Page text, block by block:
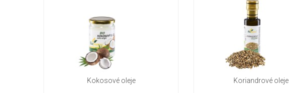
Kokosové oleje Koriandrové oleje